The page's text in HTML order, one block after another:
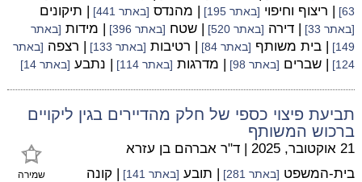
63]
| ריצוף וחיפוי [באתר 195] | מהנדס [באתר 441] | תיקונים
[באתר 33] | דירה [באתר 520] | שטח [באתר 396] | מידות [באתר
149]
| בית משותף [באתר 84] | רטיבות [באתר 133] | רצפה [באתר
124]
| שברים [באתר 98] | מדרגות [באתר 114] | נתבע [באתר 14]
תביעת פיצוי כספי של חלק מהדיירים בגין ליקויים
ברכוש המשותף
שמירה
21 אוקטובר, 2025 | ד"ר אברהם בן עזרא
בית-המשפט [באתר 281] | תובע [באתר 141] | קונה